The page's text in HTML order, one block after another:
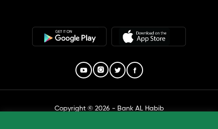
Copyright © 2026 - Bank AL Habib